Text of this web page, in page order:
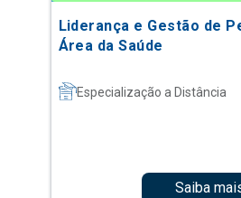
Liderança e Gestão de
Área da Saúde
Especialização a Distância
Saiba